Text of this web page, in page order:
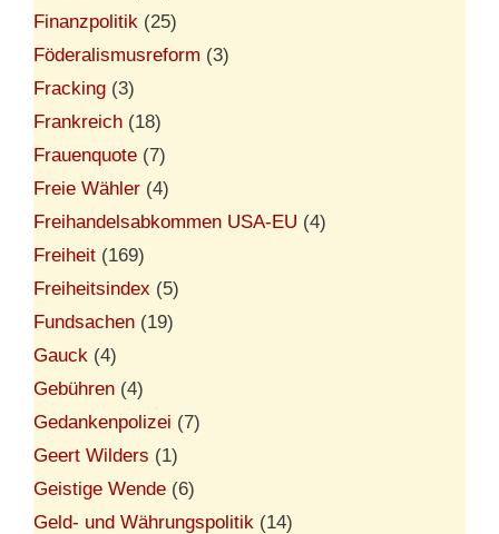
Finanzpolitik (25)
Föderalismusreform (3)
Fracking (3)
Frankreich (18)
Frauenquote (7)
Freie Wähler (4)
Freihandelsabkommen USA-EU (4)
Freiheit (169)
Freiheitsindex (5)
Fundsachen (19)
Gauck (4)
Gebühren (4)
Gedankenpolizei (7)
Geert Wilders (1)
Geistige Wende (6)
Geld- und Währungspolitik (14)